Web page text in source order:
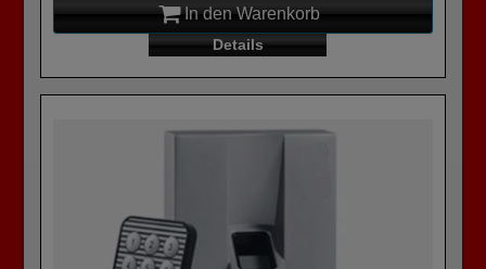
In den Warenkorb
Details